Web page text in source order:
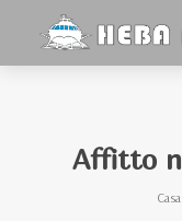
Affitto
Casa